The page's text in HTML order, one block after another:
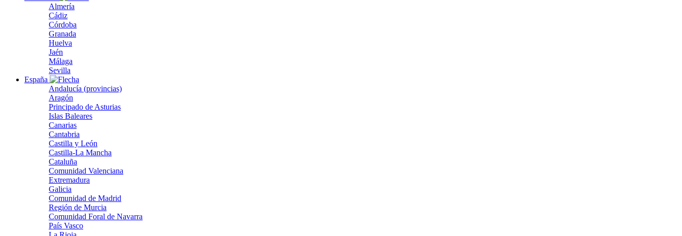
Almería
Cádiz
Córdoba
Granada
Huelva
Jaén
Málaga
Sevilla
España
Andalucía (provincias)
Aragón
Principado de Asturias
Islas Baleares
Canarias
Cantabria
Castilla y León
Castilla-La Mancha
Cataluña
Comunidad Valenciana
Extremadura
Galicia
Comunidad de Madrid
Región de Murcia
Comunidad Foral de Navarra
País Vasco